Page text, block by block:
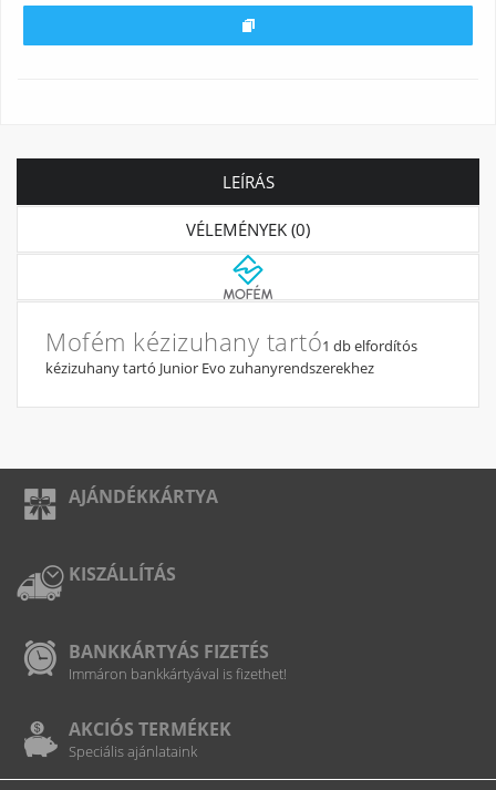
LEÍRÁS
VÉLEMÉNYEK (0)
Mofém kézizuhany tartó1 db elfordítós
kézizuhany tartó Junior Evo zuhanyrendszerekhez
AJÁNDÉKKÁRTYA
KISZÁLLÍTÁS
BANKKÁRTYÁS FIZETÉS
Immáron bankkártyával is fizethet!
AKCIÓS TERMÉKEK
Speciális ajánlataink